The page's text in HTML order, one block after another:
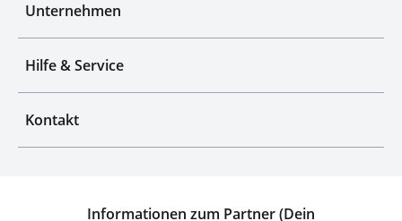
Unternehmen
Hilfe & Service
Kontakt
Informationen zum Partner (Dein